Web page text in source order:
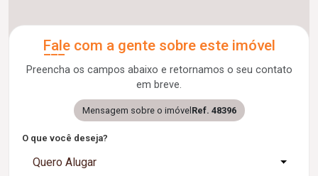
Fale com a gente sobre este imóvel
Preencha os campos abaixo e retornamos o seu contato
em breve.
Mensagem sobre o imóvel Ref. 48396
O que você deseja?
Quero Alugar